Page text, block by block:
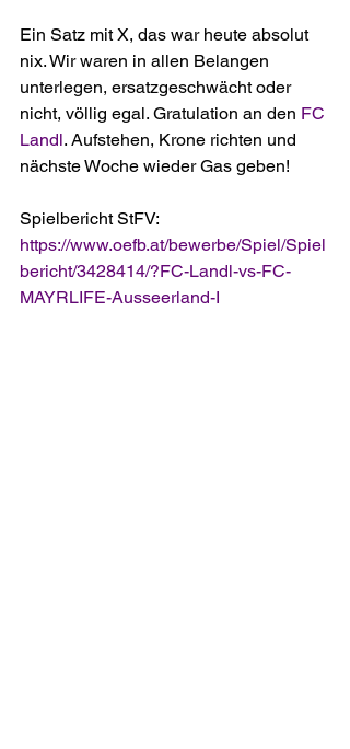
Ein Satz mit X, das war heute absolut
nix. Wir waren in allen Belangen
unterlegen, ersatzgeschwächt oder
nicht, völlig egal. Gratulation an den FC
Landl. Aufstehen, Krone richten und
nächste Woche wieder Gas geben!
Spielbericht StFV:
https://www.oefb.at/bewerbe/Spiel/Spiel
bericht/3428414/?FC-Landl-vs-FC-
MAYRLIFE-Ausseerland-I